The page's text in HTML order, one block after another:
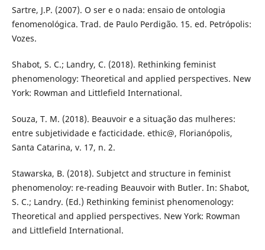
Sartre, J.P. (2007). O ser e o nada: ensaio de ontologia
fenomenológica. Trad. de Paulo Perdigão. 15. ed. Petrópolis:
Vozes.
Shabot, S. C.; Landry, C. (2018). Rethinking feminist
phenomenology: Theoretical and applied perspectives. New
York: Rowman and Littlefield International.
Souza, T. M. (2018). Beauvoir e a situação das mulheres:
entre subjetividade e facticidade. ethic@, Florianópolis,
Santa Catarina, v. 17, n. 2.
Stawarska, B. (2018). Subjetct and structure in feminist
phenomenoloy: re-reading Beauvoir with Butler. In: Shabot,
S. C.; Landry. (Ed.) Rethinking feminist phenomenology:
Theoretical and applied perspectives. New York: Rowman
and Littlefield International.